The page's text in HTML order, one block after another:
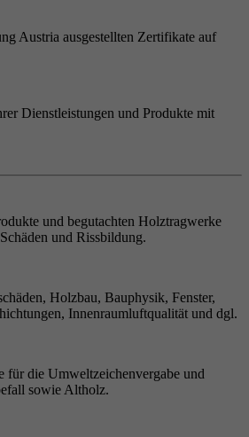
Austria ausgestellten Zertifikate auf
Dienstleistungen und Produkte mit
und begutachten Holztragwerke
und Rissbildung.
Holzbau, Bauphysik, Fenster,
Innenraumluftqualität und dgl.
für die Umweltzeichenvergabe und
sowie Altholz.